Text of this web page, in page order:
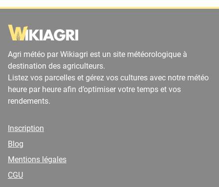
Agri météo par Wikiagri est un site météorologique à
destination des agriculteurs.
Listez vos parcelles et gérez vos cultures avec notre météo
heure par heure afin d’optimiser votre temps et vos
rendements.
Inscription
Blog
Mentions légales
CGU